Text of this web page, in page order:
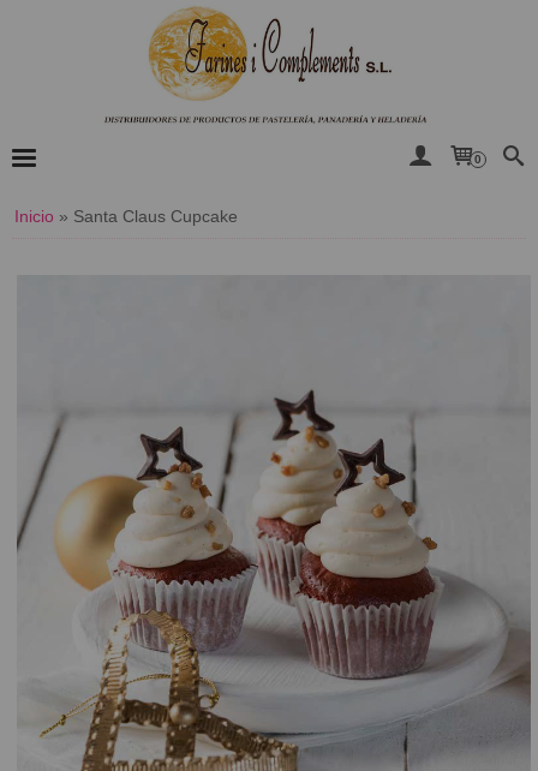
0
Inicio » Santa Claus Cupcake